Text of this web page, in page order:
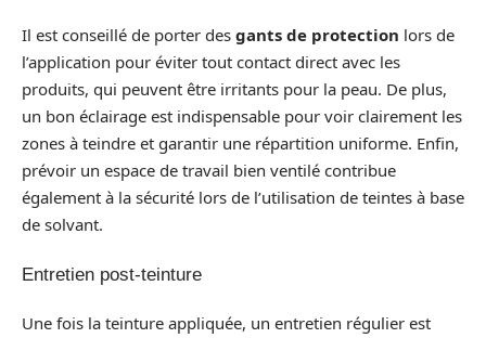
Il est conseillé de porter des gants de protection lors de
l’application pour éviter tout contact direct avec les
produits, qui peuvent être irritants pour la peau. De plus,
un bon éclairage est indispensable pour voir clairement les
zones à teindre et garantir une répartition uniforme. Enfin,
prévoir un espace de travail bien ventilé contribue
également à la sécurité lors de l’utilisation de teintes à base
de solvant.
Entretien post-teinture
Une fois la teinture appliquée, un entretien régulier est